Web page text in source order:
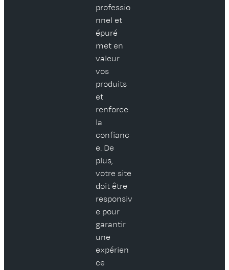
professio
nnel et
épuré
met en
valeur
vos
produits
et
renforce
la
confianc
e. De
plus,
votre site
doit être
responsiv
e pour
garantir
une
expérien
ce